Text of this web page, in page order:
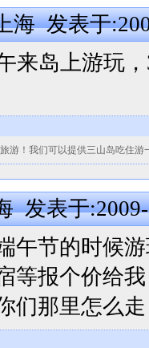
海 发表于
来岛上游玩
游！我们可以提供三山岛吃住
发表于
午节的时候
等报个价给
们那里怎么